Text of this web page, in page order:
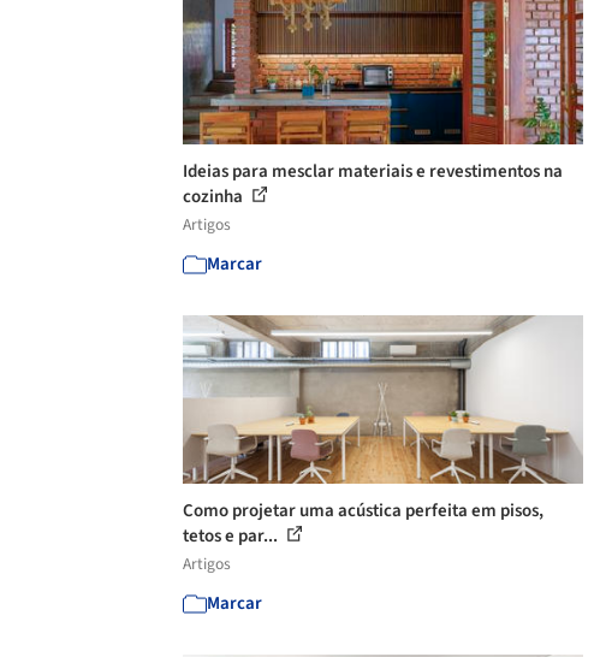
Ideias para mesclar materiais e revestimentos na
cozinha
Artigos
Marcar
Como projetar uma acústica perfeita em pisos,
tetos e par...
Artigos
Marcar